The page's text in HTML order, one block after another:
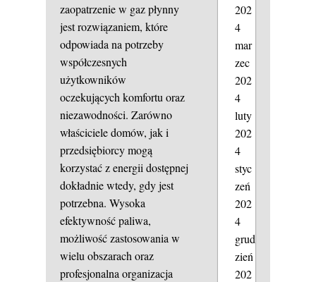
zaopatrzenie w gaz płynny
jest rozwiązaniem, które
odpowiada na potrzeby
współczesnych
użytkowników
oczekujących komfortu oraz
niezawodności. Zarówno
właściciele domów, jak i
przedsiębiorcy mogą
korzystać z energii dostępnej
dokładnie wtedy, gdy jest
potrzebna. Wysoka
efektywność paliwa,
możliwość zastosowania w
wielu obszarach oraz
profesjonalna organizacja
202
4
mar
zec
202
4
luty
202
4
styc
zeń
202
4
grud
zień
202